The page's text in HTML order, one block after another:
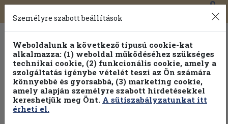
Toggle
navigation
0
Válogasson több mint 1.000.000 kiadványunk közül
100% kedvezménnyel!
Személyre szabott beállítások
Weboldalunk a következő típusú cookie-kat
alkalmazza: (1) weboldal működéséhez szükséges
technikai cookie, (2) funkcionális cookie, amely a
szolgáltatás igénybe vételét teszi az Ön számára
könnyebbé és gyorsabbá, (3) marketing cookie,
amely alapján személyre szabott hirdetésekkel
kereshetjük meg Önt. A sütiszabályzatunkat itt
érheti el.